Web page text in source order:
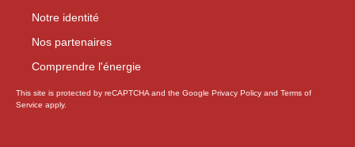
Notre identité
Nos partenaires
Comprendre l'énergie
This site is protected by reCAPTCHA and the Google Privacy Policy and Terms of
Service apply.